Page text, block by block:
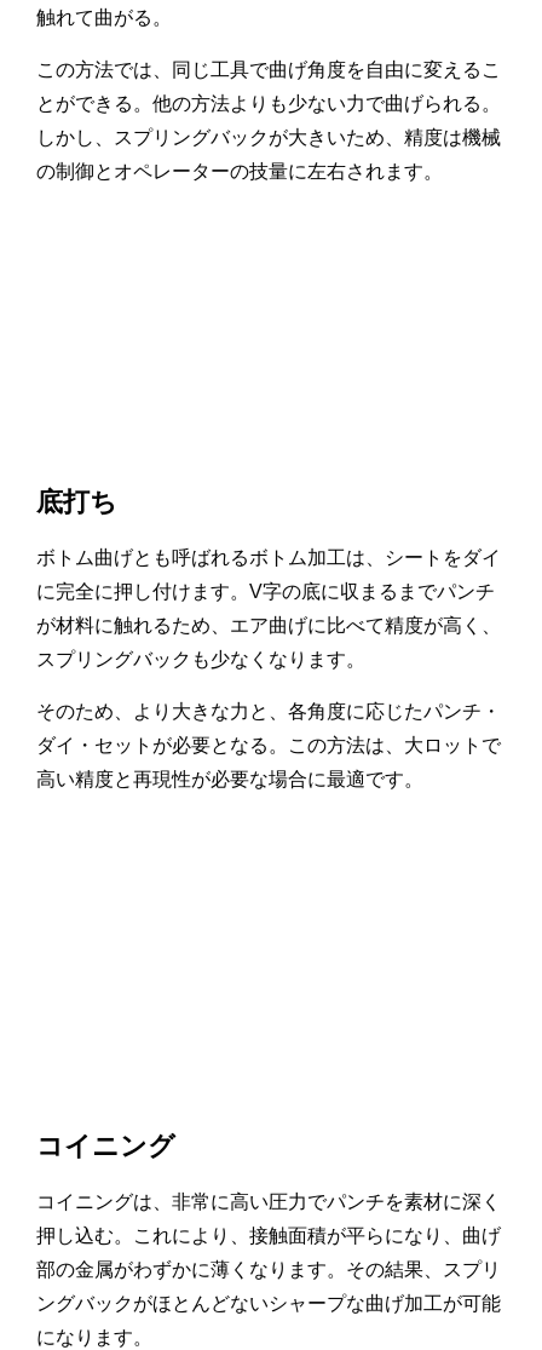
触れて曲がる。
この方法では、同じ工具で曲げ角度を自由に変えるこ
とができる。他の方法よりも少ない力で曲げられる。
しかし、スプリングバックが大きいため、精度は機械
の制御とオペレーターの技量に左右されます。
底打ち
ボトム曲げとも呼ばれるボトム加工は、シートをダイ
に完全に押し付けます。V字の底に収まるまでパンチ
が材料に触れるため、エア曲げに比べて精度が高く、
スプリングバックも少なくなります。
そのため、より大きな力と、各角度に応じたパンチ・
ダイ・セットが必要となる。この方法は、大ロットで
高い精度と再現性が必要な場合に最適です。
コイニング
コイニングは、非常に高い圧力でパンチを素材に深く
押し込む。これにより、接触面積が平らになり、曲げ
部の金属がわずかに薄くなります。その結果、スプリ
ングバックがほとんどないシャープな曲げ加工が可能
になります。